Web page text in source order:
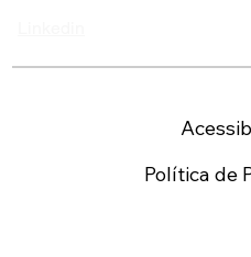
Linkedin